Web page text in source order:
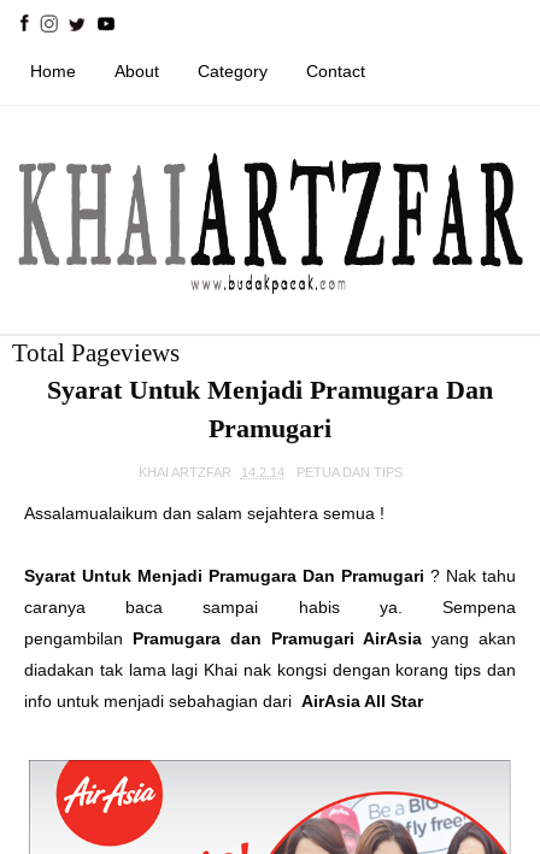
Home About Category Contact
Total Pageviews
Syarat Untuk Menjadi Pramugara Dan
Pramugari
KHAI ARTZFAR 14.2.14 PETUA DAN TIPS
Assalamualaikum dan salam sejahtera semua !
Syarat Untuk Menjadi Pramugara Dan Pramugari ? Nak tahu
caranya baca sampai habis ya. Sempena
pengambilan Pramugara dan Pramugari AirAsia yang akan
diadakan tak lama lagi Khai nak kongsi dengan korang tips dan
info untuk menjadi sebahagian dari AirAsia All Star